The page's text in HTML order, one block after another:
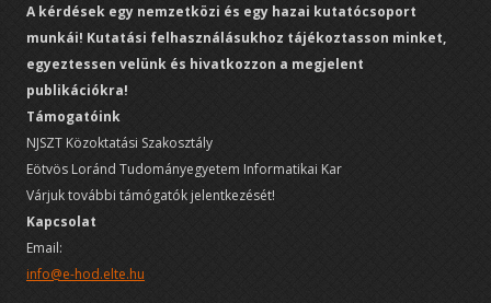
A kérdések egy nemzetközi és egy hazai kutatócsoport
munkái! Kutatási felhasználásukhoz tájékoztasson minket,
egyeztessen velünk és hivatkozzon a megjelent
publikációkra!
Támogatóink
NJSZT Közoktatási Szakosztály
Eötvös Loránd Tudományegyetem Informatikai Kar
Várjuk további támógatók jelentkezését!
Kapcsolat
Email:
info@e-hod.elte.hu